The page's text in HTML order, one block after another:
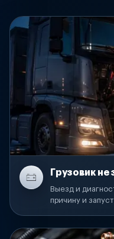
Грузовик не
Выезд и
причину и